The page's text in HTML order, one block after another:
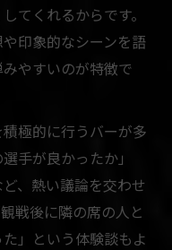
な出会いを実現
の社交体験
交流イベント
れる理由を解説
会話が弾む空間
る友達作りの流れ
る交流の魅力
てくれるからです。
印象的なシーンを語
やすいのが特徴で
極的に行うバーが多
手が良かったか」
、熱い議論を交わせ
戦後に隣の席の人と
」という体験談もよ